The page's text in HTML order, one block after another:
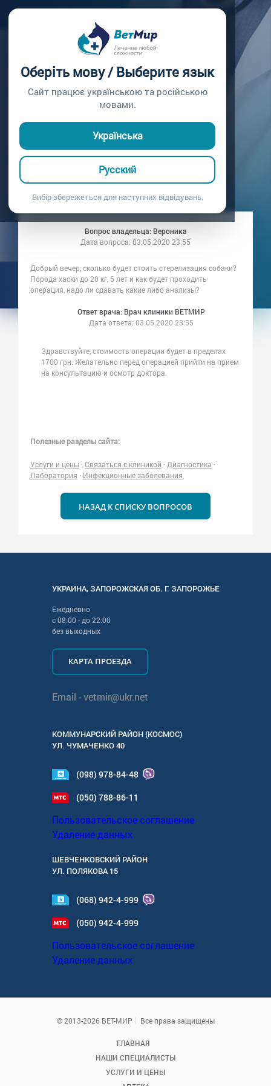
Оберіть мову / Выберите язык
Сайт працює українською та російською
мовами.
Українська
Русский
Вибір збережеться для наступних відвідувань.
Вопросы врачу /
СКОЛЬКО БУДЕТ
СТОИТЬ
СТЕРЕЛИЗАЦИЯ
СОБАКИ?
Вопрос владельца: Вероника
Дата вопроса: 03.05.2020 23:55
Добрый вечер, сколько будет стоить стерелизация собаки?
Порода хаски до 20 кг, 5 лет и как будет проходить
операция, надо ли сдавать какие либо анализы?
Ответ врача: Врач клиники ВЕТМИР
Дата ответа: 03.05.2020 23:55
Здравствуйте, стоимость операции будет в пределах
1700 грн. Желательно перед операцией прийти на прием
на консультацию и осмотр доктора.
Полезные разделы сайта:
Услуги и цены · Связаться с клиникой · Диагностика ·
Лаборатория · Инфекционные заболевания
НАЗАД К СПИСКУ ВОПРОСОВ
УКРАИНА,ЗАПОРОЖСКАЯОБ. Г. ЗАПОРОЖЬЕ
Ежедневно
с08:00 - до22:00
без выходных
КАРТА ПРОЕЗДА
Email -vetmir@ukr.net
КОММУНАРСКИЙ РАЙОН (КОСМОС)
УЛ. ЧУМАЧЕНКО 40
(098) 978-84-48
(050) 788-86-11
Пользовательское соглашение
Удаление данных
ШЕВЧЕНКОВСКИЙ РАЙОН
УЛ. ПОЛЯКОВА 15
(068) 942-4-999
(050) 942-4-999
Пользовательское соглашение
Удаление данных
© 2013-2026 ВЕТ-МИР Все права защищены
ГЛАВНАЯ
НАШИ СПЕЦИАЛИСТЫ
УСЛУГИ И ЦЕНЫ